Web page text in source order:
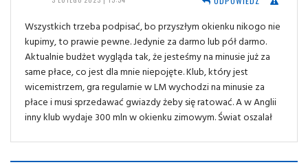
Wszystkich trzeba podpisać, bo przyszłym okienku nikogo nie
kupimy, to prawie pewne. Jedynie za darmo lub pół darmo.
Aktualnie budżet wygląda tak, że jesteśmy na minusie już za
same płace, co jest dla mnie niepojęte. Klub, który jest
wicemistrzem, gra regularnie w LM wychodzi na minusie za
płace i musi sprzedawać gwiazdy żeby się ratować. A w Anglii
inny klub wydaje 300 mln w okienku zimowym. Świat oszalał